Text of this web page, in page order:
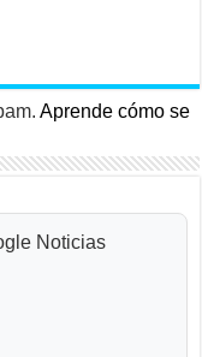
Aprende cómo se
Noticias